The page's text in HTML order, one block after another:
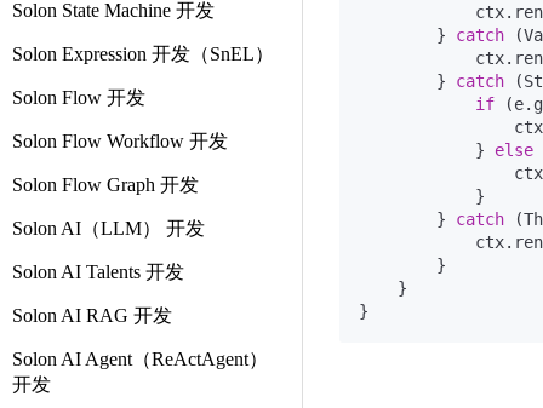
Solon State Machine 开发
Solon Expression 开发（SnEL）
Solon Flow 开发
Solon Flow Workflow 开发
Solon Flow Graph 开发
Solon AI（LLM） 开发
Solon AI Talents 开发
Solon AI RAG 开发
Solon AI Agent（ReActAgent）
开发
        }
catch
        }
catch
if
            }
else
            }
        }
catch
        }
    }